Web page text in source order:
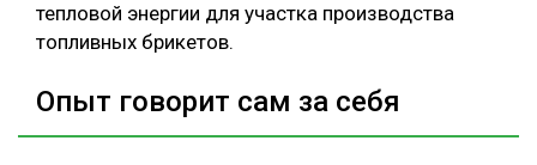
тепловой энергии для участка производства
топливных брикетов.
Опыт говорит сам за себя